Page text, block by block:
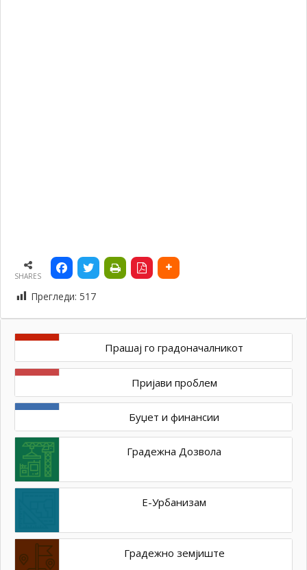
SHARES
Прегледи: 517
Прашај го градоначалникот
Пријави проблем
Буџет и финансии
Градежна Дозвола
Е-Урбанизам
Градежно земјиште